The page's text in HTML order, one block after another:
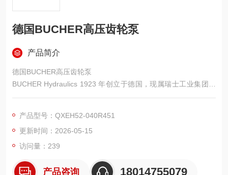
德国BUCHER高压齿轮泵
产品简介
德国BUCHER高压齿轮泵
BUCHER Hydraulics 1923 年创立于德国，现属瑞士工业集团，
以内啮合齿轮泵技术全球顶尖著称，压力、效率、脉动指标长
产品型号：QXEH52-040R451
更新时间：2026-05-15
访问量：239
产品咨询 18014755079